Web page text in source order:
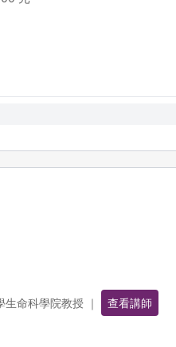
生命科學院教授 ｜ 查看講師